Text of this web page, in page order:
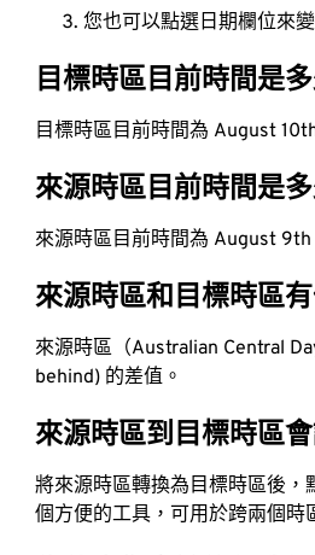
您也可以點選日期欄位來
目標時區目前時間是
目標時區目前時間為 August
來源時區目前時間是多
來源時區目前時間為 August
來源時區和目標時區
來源時區（Australian Central
behind) 的差值。
來源時區到目標時區
將來源時區轉換為目標時區後
個方便的工具，可用於跨兩個時